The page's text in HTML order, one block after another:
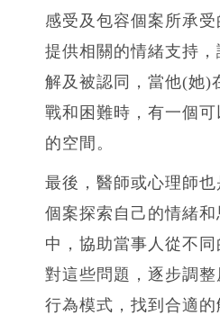
感受及包容個案所承
提供相關的情緒支持
解及被認同，當他(她)
戰和困難時，有一個
的空間。
最後，醫師或心理師
個案探索自己的情緒
中，協助當事人從不
對這些問題，逐步調
行為模式，找到合適